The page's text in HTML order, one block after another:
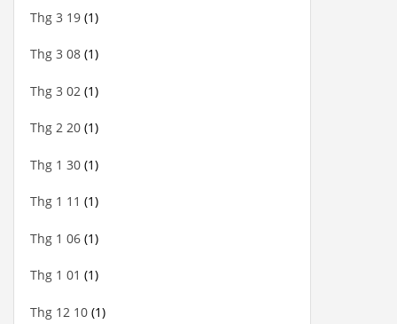
Thg 3 19 (1)
Thg 3 08 (1)
Thg 3 02 (1)
Thg 2 20 (1)
Thg 1 30 (1)
Thg 1 11 (1)
Thg 1 06 (1)
Thg 1 01 (1)
Thg 12 10 (1)